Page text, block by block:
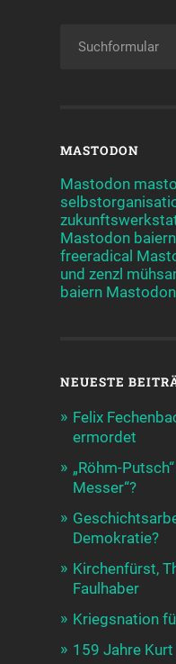
MASTODON
Mastodon
Mastodon
freeradical
und zenzl
baiern
NEUESTE
Felix
ermordet
„Röhm-
Messer“?
Demokratie?
Kirchenfürst,
Faulhaber
Kriegsnation
159 Jahre